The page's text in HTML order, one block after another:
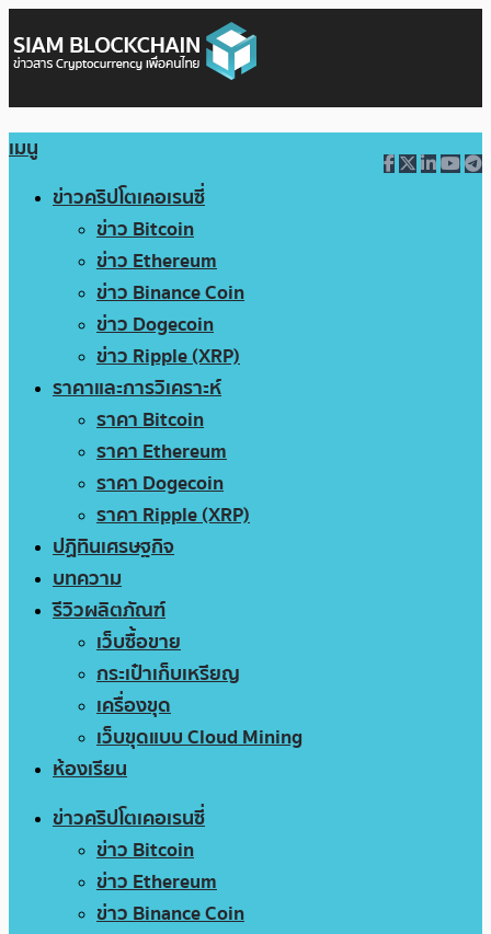
เมนู
ข่าวคริปโตเคอเรนซี่
ข่าว Bitcoin
ข่าว Ethereum
ข่าว Binance Coin
ข่าว Dogecoin
ข่าว Ripple (XRP)
ราคาและการวิเคราะห์
ราคา Bitcoin
ราคา Ethereum
ราคา Dogecoin
ราคา Ripple (XRP)
ปฏิทินเศรษฐกิจ
บทความ
รีวิวผลิตภัณฑ์
เว็บซื้อขาย
กระเป๋าเก็บเหรียญ
เครื่องขุด
เว็บขุดแบบ Cloud Mining
ห้องเรียน
ข่าวคริปโตเคอเรนซี่
ข่าว Bitcoin
ข่าว Ethereum
ข่าว Binance Coin